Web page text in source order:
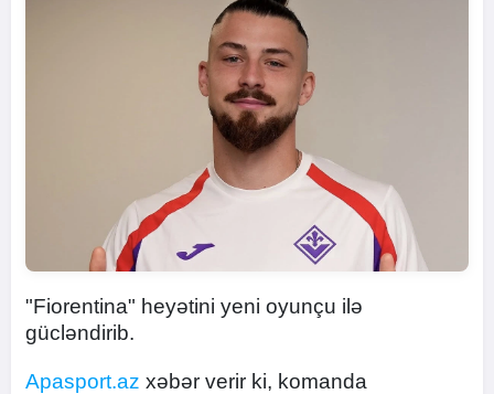
"Fiorentina" heyətini yeni oyunçu ilə
gücləndirib.
Apasport.az xəbər verir ki, komanda